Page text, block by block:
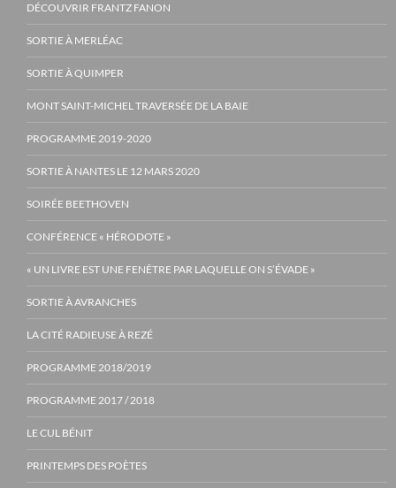
DÉCOUVRIR FRANTZ FANON
SORTIE À MERLÉAC
SORTIE À QUIMPER
MONT SAINT-MICHEL TRAVERSÉE DE LA BAIE
PROGRAMME 2019-2020
SORTIE À NANTES LE 12 MARS 2020
SOIRÉE BEETHOVEN
CONFÉRENCE « HÉRODOTE »
« UN LIVRE EST UNE FENÊTRE PAR LAQUELLE ON S’ÉVADE »
SORTIE À AVRANCHES
LA CITÉ RADIEUSE À REZÉ
PROGRAMME 2018/2019
PROGRAMME 2017 / 2018
LE CUL BÉNIT
PRINTEMPS DES POÈTES